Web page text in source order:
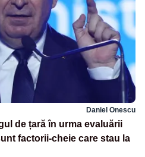
Daniel Onescu
de țară în urma evaluării
factorii-cheie care stau la